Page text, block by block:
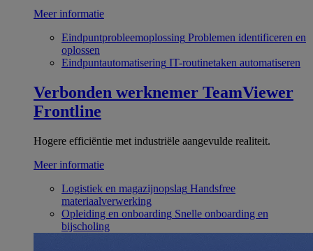
Meer informatie
Eindpuntprobleemoplossing Problemen identificeren en
oplossen
Eindpuntautomatisering IT-routinetaken automatiseren
Verbonden werknemer TeamViewer
Frontline
Hogere efficiëntie met industriële aangevulde realiteit.
Meer informatie
Logistiek en magazijnopslag Handsfree
materiaalverwerking
Opleiding en onboarding Snelle onboarding en
bijscholing